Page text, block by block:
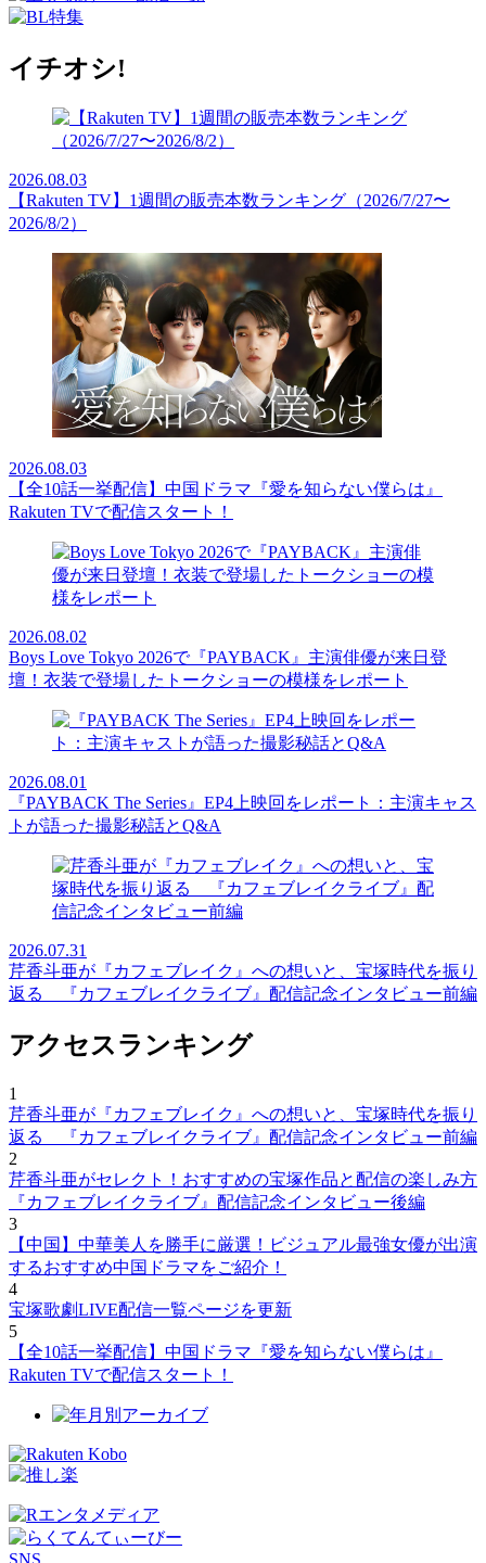
イチオシ!
2026.08.03
【Rakuten TV】1週間の販売本数ランキング（2026/7/27〜
2026/8/2）
2026.08.03
【全10話一挙配信】中国ドラマ『愛を知らない僕らは』
Rakuten TVで配信スタート！
2026.08.02
Boys Love Tokyo 2026で『PAYBACK』主演俳優が来日登
壇！衣装で登場したトークショーの模様をレポート
2026.08.01
『PAYBACK The Series』EP4上映回をレポート：主演キャス
トが語った撮影秘話とQ&A
2026.07.31
芹香斗亜が『カフェブレイク』への想いと、宝塚時代を振り
返る 『カフェブレイクライブ』配信記念インタビュー前編
アクセスランキング
1
芹香斗亜が『カフェブレイク』への想いと、宝塚時代を振り
返る 『カフェブレイクライブ』配信記念インタビュー前編
2
芹香斗亜がセレクト！おすすめの宝塚作品と配信の楽しみ方
『カフェブレイクライブ』配信記念インタビュー後編
3
【中国】中華美人を勝手に厳選！ビジュアル最強女優が出演
するおすすめ中国ドラマをご紹介！
4
宝塚歌劇LIVE配信一覧ページを更新
5
【全10話一挙配信】中国ドラマ『愛を知らない僕らは』
Rakuten TVで配信スタート！
SNS